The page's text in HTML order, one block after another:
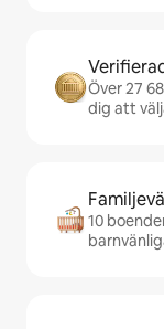
Över 27
dig att
10